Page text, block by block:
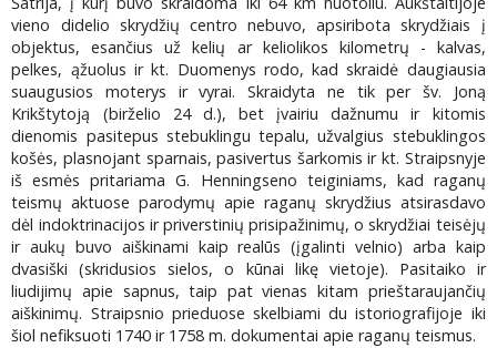
vieno didelio skrydžių centro nebuvo, apsiribota skrydžiais į
objektus, esančius už kelių ar keliolikos kilometrų - kalvas,
pelkes, ąžuolus ir kt. Duomenys rodo, kad skraidė daugiausia
suaugusios moterys ir vyrai. Skraidyta ne tik per šv. Joną
Krikštytoją (birželio 24 d.), bet įvairiu dažnumu ir kitomis
dienomis pasitepus stebuklingu tepalu, užvalgius stebuklingos
košės, plasnojant sparnais, pasivertus šarkomis ir kt. Straipsnyje
iš esmės pritariama G. Henningseno teiginiams, kad raganų
teismų aktuose parodymų apie raganų skrydžius atsirasdavo
dėl indoktrinacijos ir priverstinių prisipažinimų, o skrydžiai teisėjų
ir aukų buvo aiškinami kaip realūs (įgalinti velnio) arba kaip
dvasiški (skridusios sielos, o kūnai likę vietoje). Pasitaiko ir
liudijimų apie sapnus, taip pat vienas kitam prieštaraujančių
aiškinimų. Straipsnio prieduose skelbiami du istoriografijoje iki
šiol nefiksuoti 1740 ir 1758 m. dokumentai apie raganų teismus.